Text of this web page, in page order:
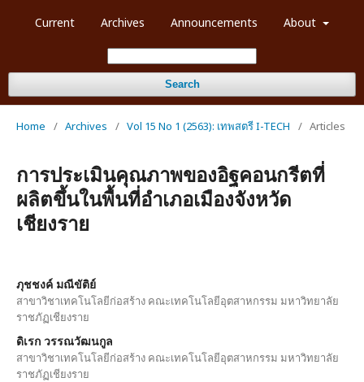
Current Archives Announcements About
Search
Home / Archives / Vol 15 No 1 (2563): เทพสตรี I-TECH / Articles
การประเมินคุณภาพของอิฐคอนกรีตที่
ผลิตขึ้นในพื้นที่อำเภอเมืองจังหวัด
เชียงราย
ภุชชงค์ มณีขัติย์
สาขาวิชาเทคโนโลยีก่อสร้าง คณะเทคโนโลยีอุตสาหกรรม มหาวิทยาลัย
ราชภัฏเชียงราย
ดิเรก วรรณวัฒนกูล
สาขาวิชาเทคโนโลยีก่อสร้าง คณะเทคโนโลยีอุตสาหกรรม มหาวิทยาลัย
ราชภัฏเชียงราย